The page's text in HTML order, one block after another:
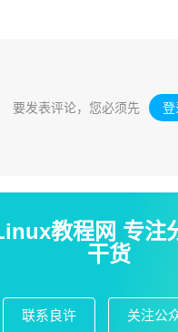
要发表评论，您必须先 登
教程网 专注
干货
联系良许 关注公